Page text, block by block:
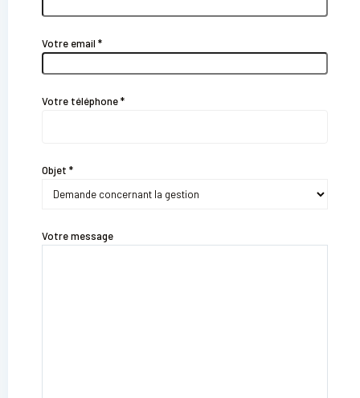
Votre email *
Votre téléphone *
Objet *
Votre message